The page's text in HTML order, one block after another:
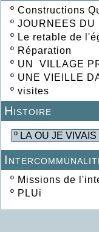
º Constructions
º JOURNEES DU
º Le retable de
º Réparation
º UN VILLAGE
º UNE VIEILLE
º visites
Histoire
º Missions de
º PLUi